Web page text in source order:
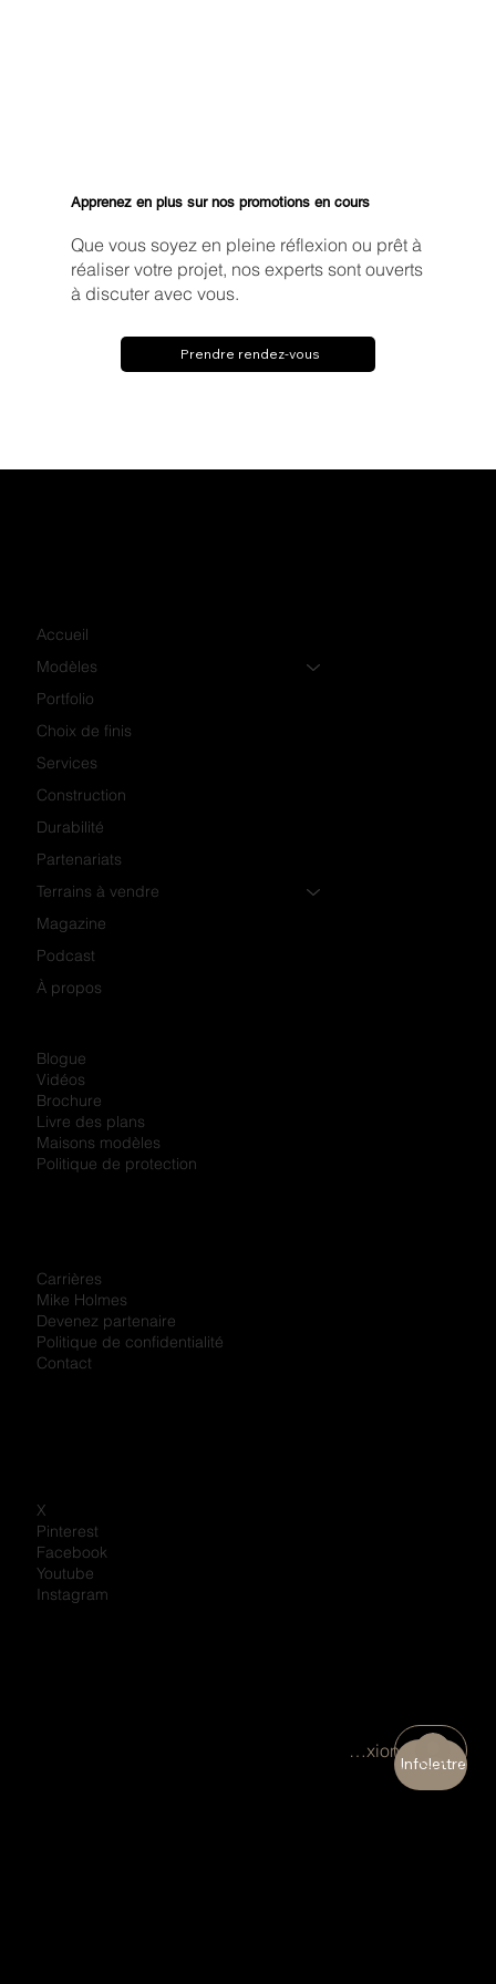
Apprenez en plus sur nos promotions en cours
Que vous soyez en pleine réflexion ou prêt à
réaliser votre projet, nos experts sont ouverts
à discuter avec vous.
Prendre rendez-vous
Accueil
Modèles
Portfolio
Choix de finis
Services
Construction
Durabilité
Partenariats
Terrains à vendre
Magazine
Podcast
À propos
Blogue
Vidéos
Brochure
Livre des plans
Maisons modèles
Politique de protection
Carrières
Mike Holmes
Devenez partenaire
Politique de confidentialité
Contact
X
Pinterest
Facebook
Youtube
Instagram
Infolettre
Connexion